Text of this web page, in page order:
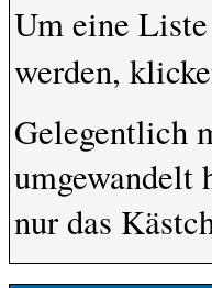
Um eine
werden,
Gelegentlich
umgewandelt
nur das